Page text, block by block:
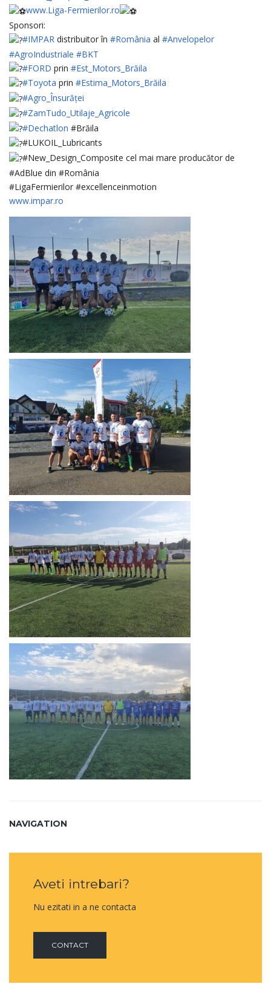
www.Liga-Fermierilor.ro
Sponsori:
#IMPAR distribuitor în #România al #Anvelopelor
#AgroIndustriale #BKT
#FORD prin #Est_Motors_Brăila
#Toyota prin #Estima_Motors_Brăila
#Agro_Însurăței
#ZamTudo_Utilaje_Agricole
#Dechatlon #Brăila
#LUKOIL_Lubricants
#New_Design_Composite cel mai mare producător de
#AdBlue din #România
#LigaFermierilor #excellenceinmotion
www.impar.ro
NAVIGATION
Aveti intrebari?
Nu ezitati in a ne contacta
CONTACT